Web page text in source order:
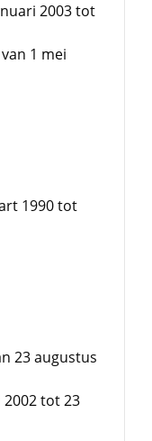
2003 tot
1 mei
1990 tot
23 augustus
tot 23